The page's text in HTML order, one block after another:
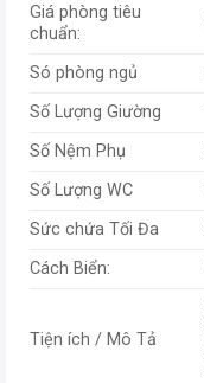
Giá phòng tiêu
chuẩn:
Só phòng ngủ
Số Lượng Giường
Số Nệm Phụ
Số Lượng WC
Sức chứa Tối Đa
Cách Biển:
Tiện ích / Mô Tả